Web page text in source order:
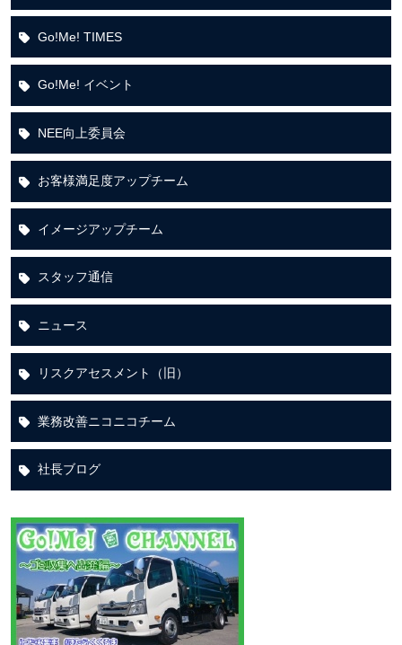
Go!Me! TIMES
Go!Me! イベント
NEE向上委員会
お客様満足度アップチーム
イメージアップチーム
スタッフ通信
ニュース
リスクアセスメント（旧）
業務改善ニコニコチーム
社長ブログ